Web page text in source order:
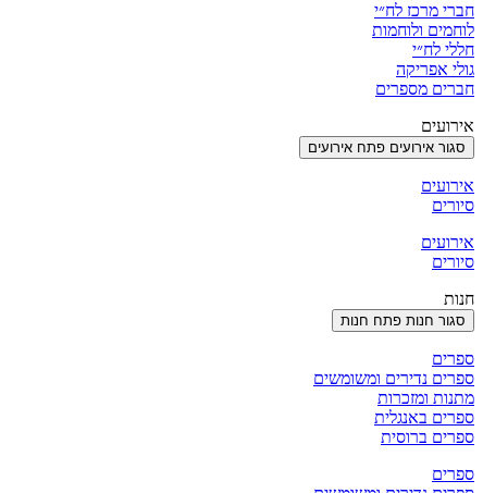
חברי מרכז לח״י
לוחמים ולוחמות
חללי לח״י
גולי אפריקה
חברים מספרים
אירועים
סגור אירועים פתח אירועים
אירועים
סיורים
אירועים
סיורים
חנות
סגור חנות פתח חנות
ספרים
ספרים נדירים ומשומשים
מתנות ומזכרות
ספרים באנגלית
ספרים ברוסית
ספרים